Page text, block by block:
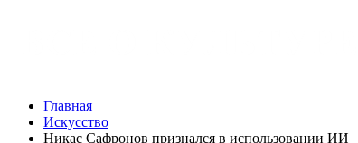
Главная
Искусство
Никас Сафронов признался в использовании ИИ